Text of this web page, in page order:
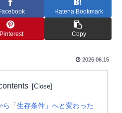
Hatena Bookmark
Pinterest Copy
2026.06.15
「生存条件」へと変わった